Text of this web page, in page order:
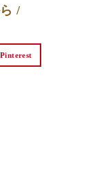
/
Pinterest